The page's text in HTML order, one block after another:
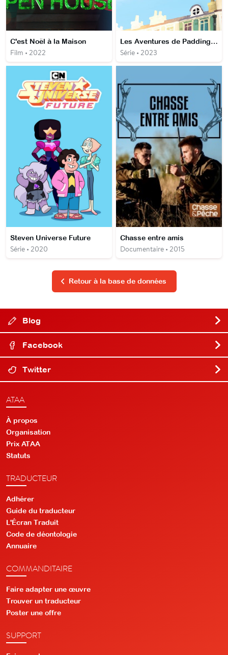
C'est Noël à la Maison
Film • 2022
Les Aventures de Paddington
Série • 2023
Steven Universe Future
Série • 2020
Chasse entre amis
Documentaire • 2015
Retour à la base de données
Blog
Facebook
Twitter
ATAA
À propos
Organisation
Prix ATAA
Statuts
TRADUCTEUR
Adhérer
Guide du traducteur
L'Écran Traduit
Code de déontologie
Annuaire
COMMANDITAIRE
Faire adapter une œuvre
Trouver un traducteur
Poster une offre
SUPPORT